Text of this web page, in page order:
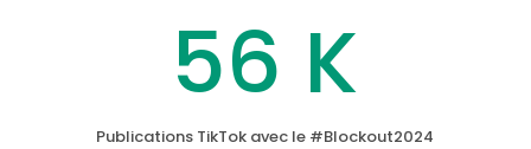
56 K
Publications TikTok avec le #Blockout2024